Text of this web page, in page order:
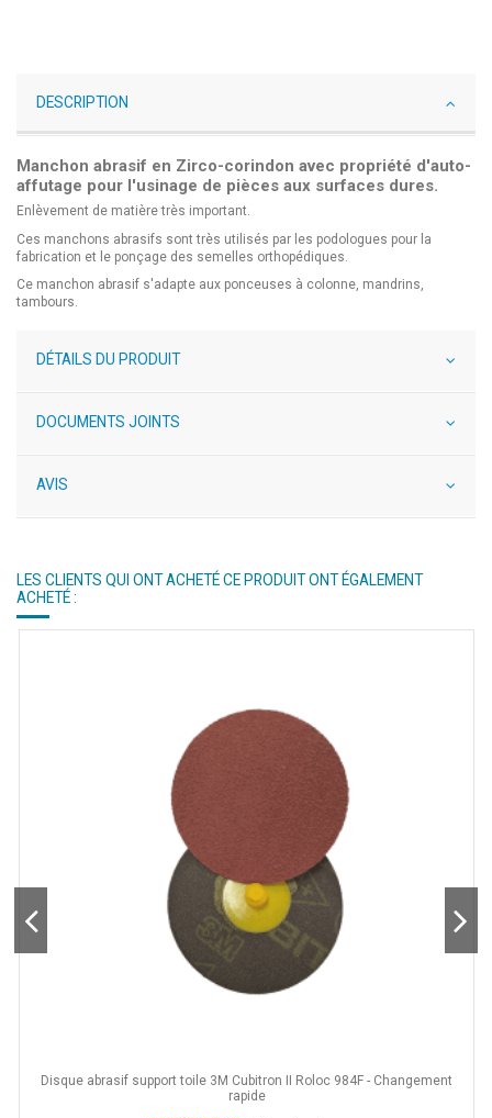
DESCRIPTION
Manchon abrasif en Zirco-corindon avec propriété d'auto-
affutage pour l'usinage de pièces aux surfaces dures.
Enlèvement de matière très important.
Ces manchons abrasifs sont très utilisés par les podologues pour la
fabrication et le ponçage des semelles orthopédiques.
Ce manchon abrasif s'adapte aux ponceuses à colonne, mandrins,
tambours.
DÉTAILS DU PRODUIT
DOCUMENTS JOINTS
AVIS
LES CLIENTS QUI ONT ACHETÉ CE PRODUIT ONT ÉGALEMENT
ACHETÉ :
Disque abrasif support toile 3M Cubitron II Roloc 984F - Changement
rapide